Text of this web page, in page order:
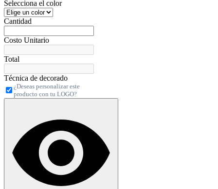
Selecciona el color
Cantidad
Costo Unitario
Total
Técnica de decorado
¿Deseas personalizar este
producto con tu LOGO?